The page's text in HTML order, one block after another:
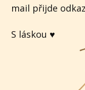
mail přijde
S láskou ♥